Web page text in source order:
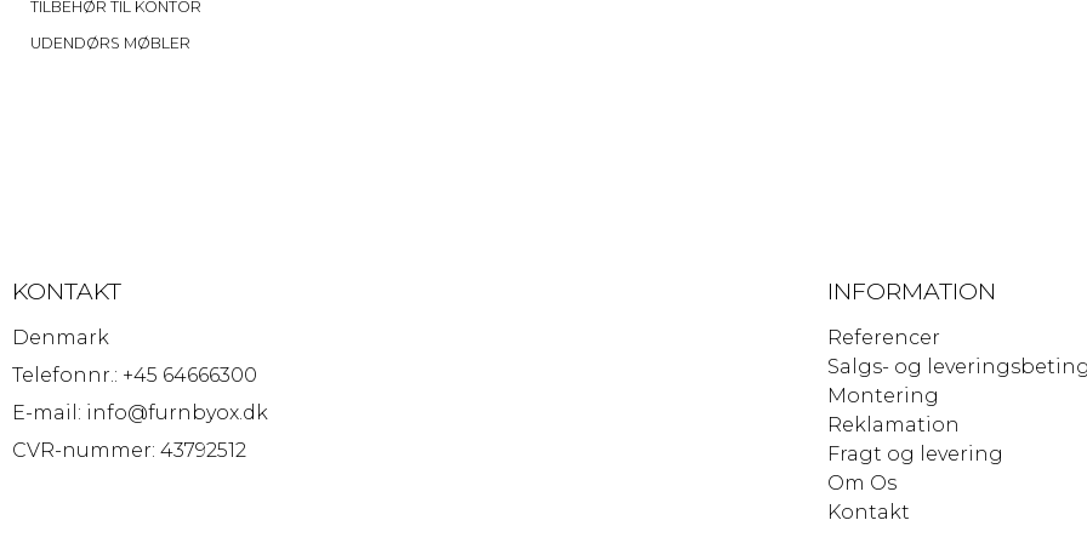
TILBEHØR TIL KONTOR
UDENDØRS MØBLER
KONTAKT
Denmark
Telefonnr.: +45 64666300
E-mail : info@furnbyox.dk
CVR-nummer: 43792512
INFORMATION
Referencer
Salgs- og
Montering
Reklamation
Fragt og levering
Om Os
Kontakt